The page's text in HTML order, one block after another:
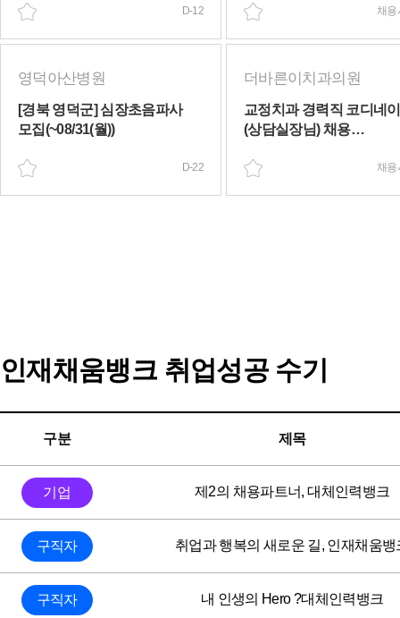
성인사회참여지원) 채용 공고D-12
마감)
채용
영덕아산병원
[경북 영덕군] 심장초음파사
모집(~08/31(월))
D-22
더바른이치과의원
교정치과 경력직 코디네
(상담실장님) 채용
채용
인재채움뱅크 취업성공 수기
구분 제목
기업 제2의 채용파트너, 대체인력뱅크
구직자 취업과 행복의 새로운 길, 인재채움뱅
구직자 내 인생의 Hero ?대체인력뱅크